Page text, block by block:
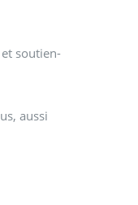
soutien-
aussi